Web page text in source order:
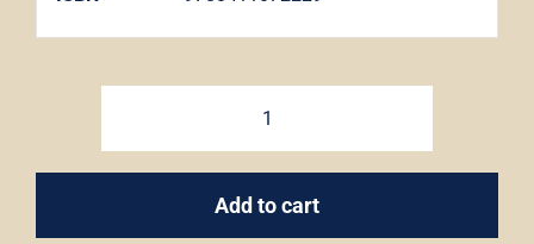
Los
quantity
Add to cart